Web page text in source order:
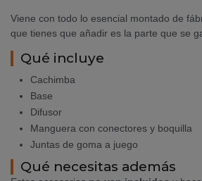
Viene con todo lo esencial montado de
que tienes que añadir es la parte que se
Qué incluye
Cachimba
Base
Difusor
Manguera con conectores y boquilla
Juntas de goma a juego
Qué necesitas además